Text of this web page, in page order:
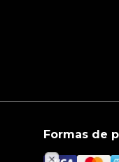
Formas de